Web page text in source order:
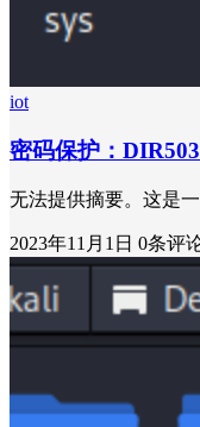
iot
密码保护：
无法提供摘要。这是
2023年11月1日 0条评